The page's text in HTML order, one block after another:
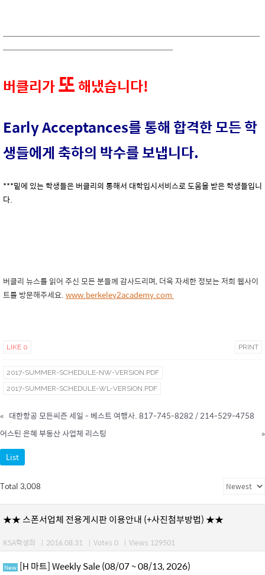
버클리가또해냈습니다!
Early Acceptances를 통해 합격한 모든 학
생들에게 축하의 박수를 보냅니다.
***밑에 있는 학생들은 버클리의 통해서 대학입시서비스로 도움을 받은 학생들입니
다.
버클리 뉴스를 읽어 주신 모든 분들께 감사드리며, 더욱 자세한 정보는 저희 웹사이
트를 방문해주세요.www.berkeley2academy.com
LIKE 0 PRINT
2017-SUMMER-SCHEDULE-NW-VERSION.PDF
2017-SUMMER-SCHEDULE-WL-VERSION.PDF
« 대한항공 모든씨즌 세일 - 베스트 여행사. 817-745-8282 / 214-529-4758
어스틴 은혜 부동산 사업체 리스팅
»
List
Total 3,008
★★ 스폰서업체 전용게시판 이용안내 (+사진첨부방법) ★★
KSA학생회 | 2016.08.31 | Votes 0 | Views 129501
New [H 마트] Weekly Sale (08/07 ~ 08/13, 2026)